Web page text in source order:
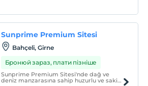
Sunprime Premium Sitesi
Bahçeli, Girne
Бронюй зараз, плати пізніше
Sunprime Premium Sitesi'nde dağ ve
deniz manzarasına sahip huzurlu ve sakin